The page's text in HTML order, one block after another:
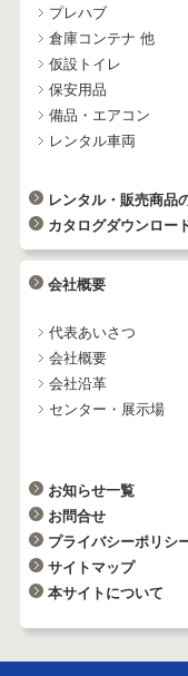
プレハブ
倉庫コンテナ 他
仮設トイレ
保安用品
備品・エアコン
レンタル車両
レンタル・販売商品
カタログダウンロー
会社概要
代表あいさつ
会社概要
会社沿革
センター・展示場
お知らせ一覧
お問合せ
プライバシーポリシ
サイトマップ
本サイトについて